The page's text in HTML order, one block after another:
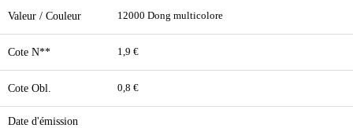
Valeur / Couleur 12000 Dong multicolore
Cote N** 1,9 €
Cote Obl. 0,8 €
Date d'émission